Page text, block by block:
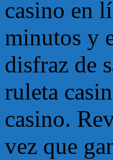
casino en
minutos y
disfraz de
ruleta
casino.
vez que